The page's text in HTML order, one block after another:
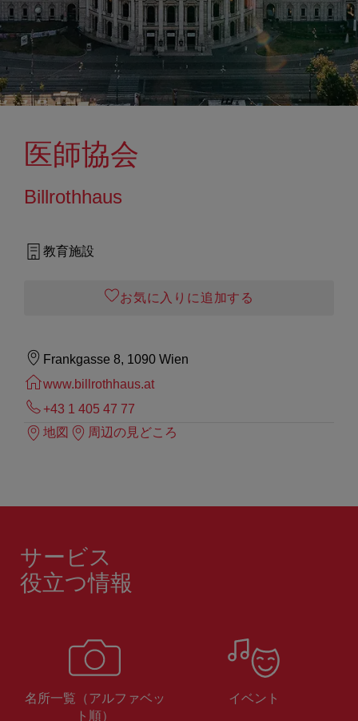
医師協会
Billrothhaus
教育施設
お気に入りに追加する
Frankgasse 8, 1090 Wien
www.billrothhaus.at
+43 1 405 47 77
地図
周辺の見どころ
サービス
役立つ情報
名所一覧（アルファベッ
ト順）
イベント